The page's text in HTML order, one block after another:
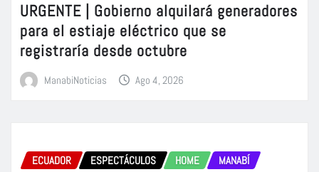
URGENTE | Gobierno alquilará generadores
para el estiaje eléctrico que se
registraría desde octubre
ManabiNoticias Ago 4, 2026
ECUADOR ESPECTÁCULOS HOME MANABÍ